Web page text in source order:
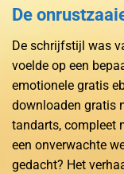
De
De schrijfstijl was
voelde op een
emotionele gratis
downloaden gratis
tandarts, compleet
een onverwachte
gedacht? Het